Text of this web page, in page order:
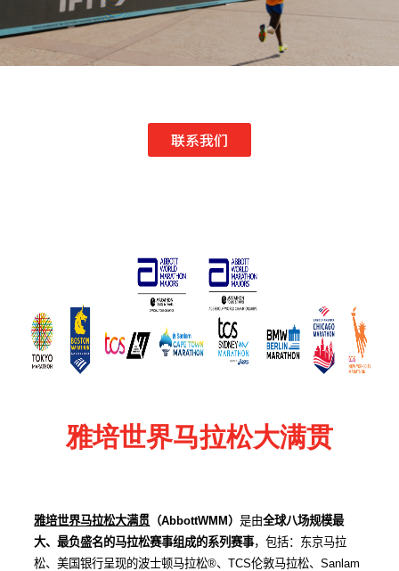
联系我们
雅培世界马拉松大满贯
雅培世界马拉松大满贯 （AbbottWMM ）是由全球八场规模最
大、最负盛名的马拉松赛事组成的系列赛事，包括：东京马拉
松、美国银行呈现的波士顿马拉松®、TCS伦敦马拉松、Sanlam